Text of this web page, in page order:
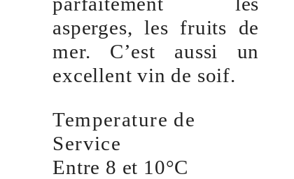
asperges, les fruits de
mer. C’est aussi un
excellent vin de soif.
Temperature de
Service
Entre 8 et 10°C